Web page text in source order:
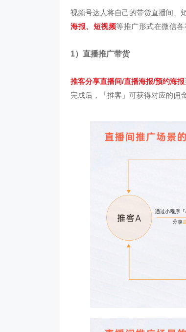
视频号达人将自己的带货直播间、
海报、短视频等推广形式在微信各
1）直播推广带货
推客分享直播间/直播海报/预约海报
完成后，「推客」可获得对应的佣
茂业百货
北店开展私域试点工作，完成私域从0
阶